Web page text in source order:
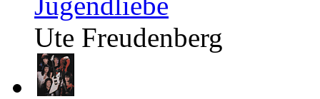
Ute Freudenberg